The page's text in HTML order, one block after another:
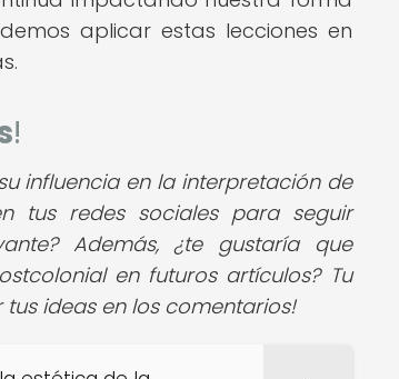
aplicar estas lecciones en
!
influencia en la interpretación de
tus redes sociales para seguir
Además, ¿te gustaría que
en futuros artículos? Tu
ideas en los comentarios!